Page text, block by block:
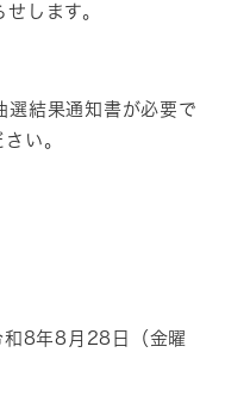
します。
結果通知書が必要で
い。
8年8月28日（金曜